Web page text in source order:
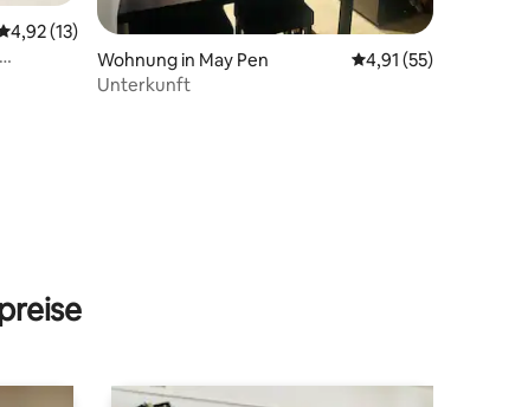
Bewertung: 4,92 von 5, 13 Bewertungen
4,92 (13)
Wohnung in May Pen Durchschnittliche
4,91 (55)
Unterkunft